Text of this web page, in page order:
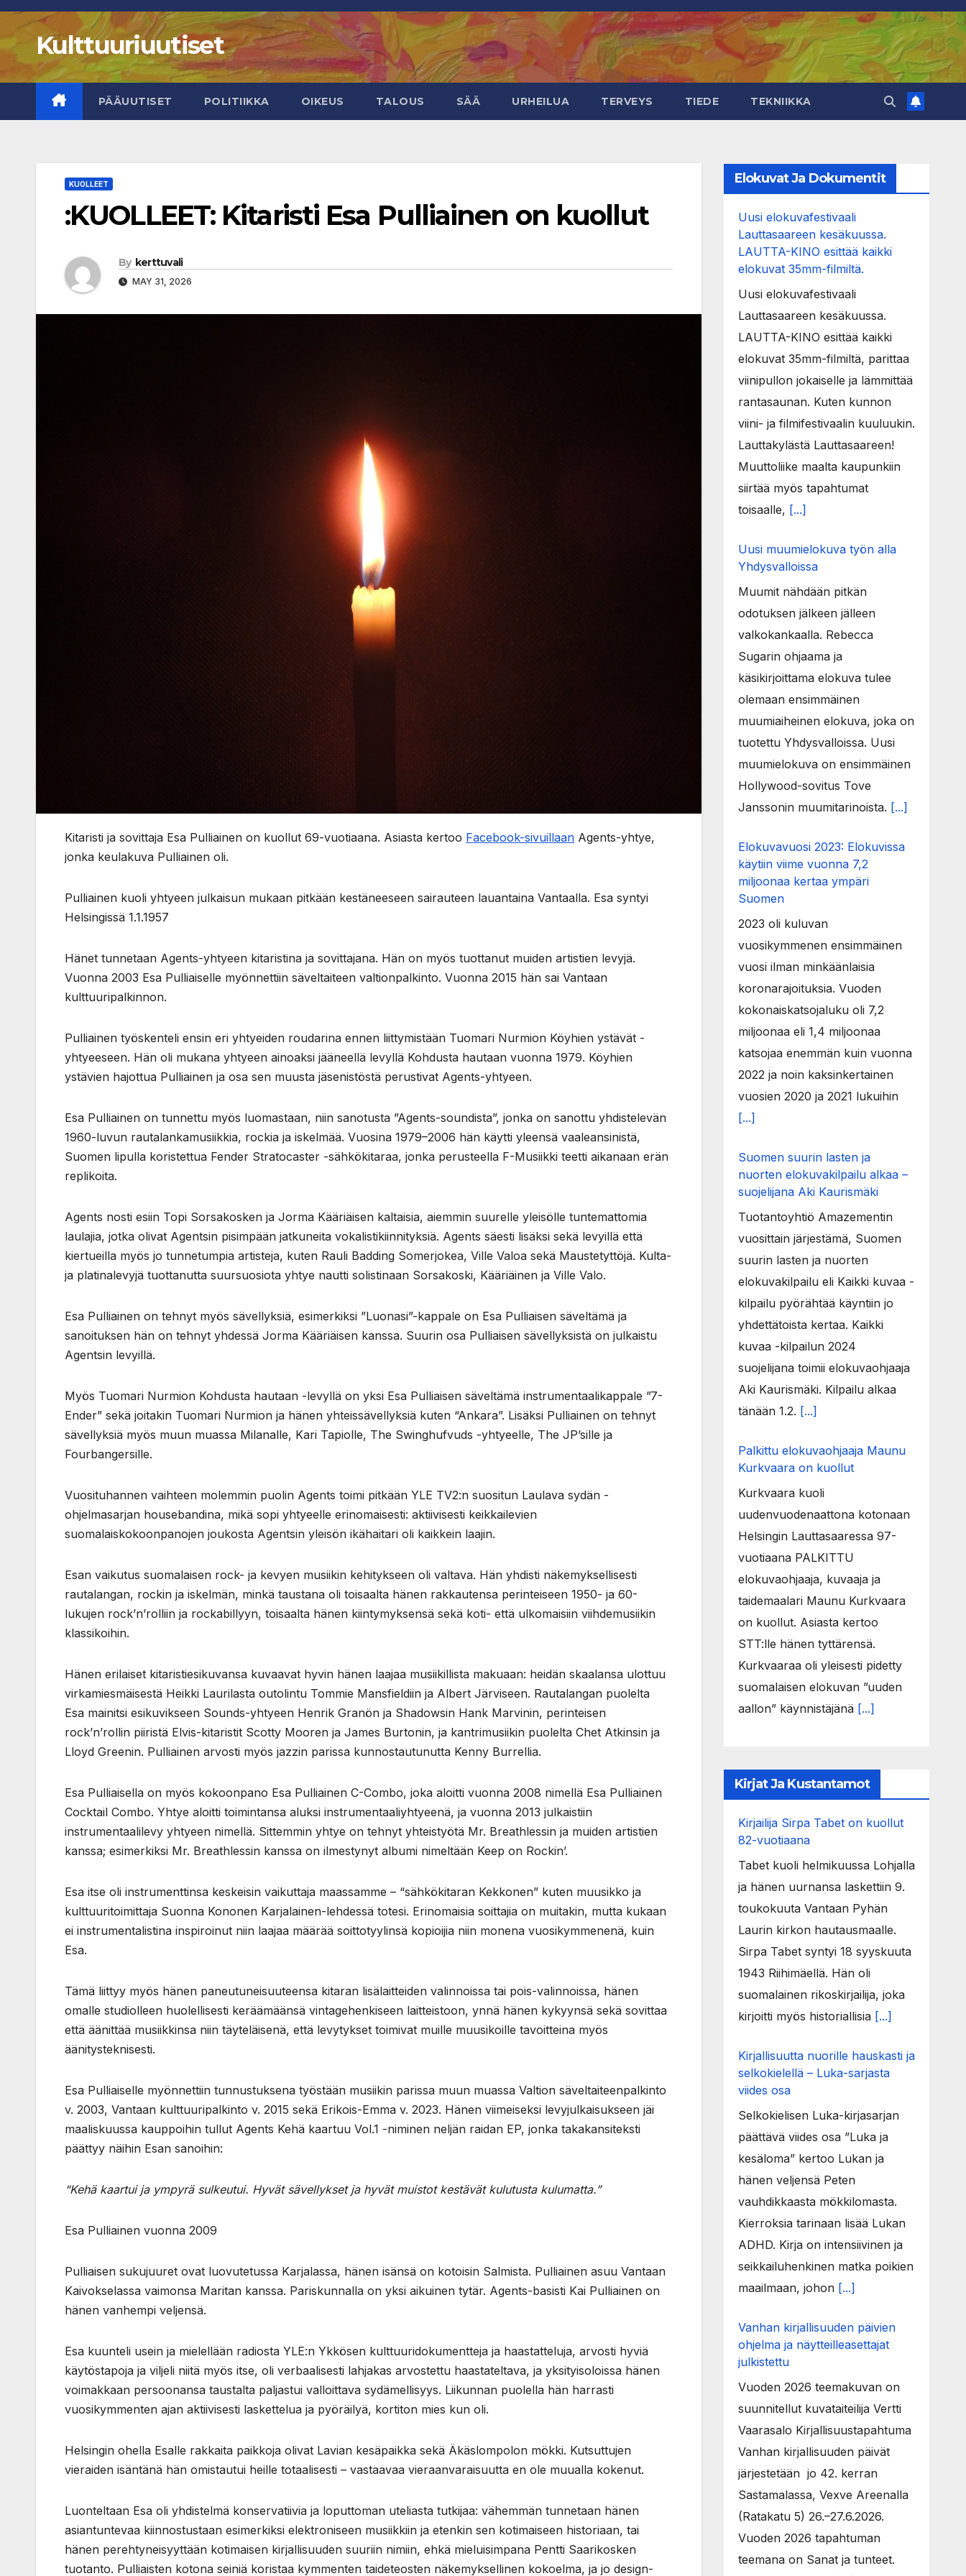
Skip
contentKulttuuriuutiset
PÄÄUUTISET POLITIIKKA OIKEUS TALOUS SÄÄ URHEILUA TERVEYS TIEDE TEKNIIKKA
KUOLLEET
:KUOLLEET: Kitaristi Esa Pulliainen on kuollut
By kerttuvali
MAY 31, 2026
Kitaristi ja sovittaja Esa Pulliainen on kuollut 69-vuotiaana. Asiasta kertoo Facebook-sivuillaan Agents-yhtye,
jonka keulakuva Pulliainen oli.
Pulliainen kuoli yhtyeen julkaisun mukaan pitkään kestäneeseen sairauteen lauantaina Vantaalla. Esa syntyi
Helsingissä 1.1.1957
Hänet tunnetaan Agents-yhtyeen kitaristina ja sovittajana. Hän on myös tuottanut muiden artistien levyjä.
Vuonna 2003 Esa Pulliaiselle myönnettiin säveltaiteen valtionpalkinto. Vuonna 2015 hän sai Vantaan
kulttuuripalkinnon.
Pulliainen työskenteli ensin eri yhtyeiden roudarina ennen liittymistään Tuomari Nurmion Köyhien ystävät -
yhtyeeseen. Hän oli mukana yhtyeen ainoaksi jääneellä levyllä Kohdusta hautaan vuonna 1979. Köyhien
ystävien hajottua Pulliainen ja osa sen muusta jäsenistöstä perustivat Agents-yhtyeen.
Esa Pulliainen on tunnettu myös luomastaan, niin sanotusta ”Agents-soundista”, jonka on sanottu yhdistelevän
1960-luvun rautalankamusiikkia, rockia ja iskelmää. Vuosina 1979–2006 hän käytti yleensä vaaleansinistä,
Suomen lipulla koristettua Fender Stratocaster -sähkökitaraa, jonka perusteella F-Musiikki teetti aikanaan erän
replikoita.
Agents nosti esiin Topi Sorsakosken ja Jorma Kääriäisen kaltaisia, aiemmin suurelle yleisölle tuntemattomia
laulajia, jotka olivat Agentsin pisimpään jatkuneita vokalistikiinnityksiä. Agents säesti lisäksi sekä levyillä että
kiertueilla myös jo tunnetumpia artisteja, kuten Rauli Badding Somerjokea, Ville Valoa sekä Maustetyttöjä. Kulta-
ja platinalevyjä tuottanutta suursuosiota yhtye nautti solistinaan Sorsakoski, Kääriäinen ja Ville Valo.
Esa Pulliainen on tehnyt myös sävellyksiä, esimerkiksi ”Luonasi”-kappale on Esa Pulliaisen säveltämä ja
sanoituksen hän on tehnyt yhdessä Jorma Kääriäisen kanssa. Suurin osa Pulliaisen sävellyksistä on julkaistu
Agentsin levyillä.
Myös Tuomari Nurmion Kohdusta hautaan -levyllä on yksi Esa Pulliaisen säveltämä instrumentaalikappale ”7-
Ender” sekä joitakin Tuomari Nurmion ja hänen yhteissävellyksiä kuten “Ankara”. Lisäksi Pulliainen on tehnyt
sävellyksiä myös muun muassa Milanalle, Kari Tapiolle, The Swinghufvuds -yhtyeelle, The JP’sille ja
Fourbangersille.
Vuosituhannen vaihteen molemmin puolin Agents toimi pitkään YLE TV2:n suositun Laulava sydän -
ohjelmasarjan housebandina, mikä sopi yhtyeelle erinomaisesti: aktiivisesti keikkailevien
suomalaiskokoonpanojen joukosta Agentsin yleisön ikähaitari oli kaikkein laajin.
Esan vaikutus suomalaisen rock- ja kevyen musiikin kehitykseen oli valtava. Hän yhdisti näkemyksellisesti
rautalangan, rockin ja iskelmän, minkä taustana oli toisaalta hänen rakkautensa perinteiseen 1950- ja 60-
lukujen rock’n’rolliin ja rockabillyyn, toisaalta hänen kiintymyksensä sekä koti- että ulkomaisiin viihdemusiikin
klassikoihin.
Hänen erilaiset kitaristiesikuvansa kuvaavat hyvin hänen laajaa musiikillista makuaan: heidän skaalansa ulottuu
virkamiesmäisestä Heikki Laurilasta outolintu Tommie Mansfieldiin ja Albert Järviseen. Rautalangan puolelta
Esa mainitsi esikuvikseen Sounds-yhtyeen Henrik Granön ja Shadowsin Hank Marvinin, perinteisen
rock’n’rollin piiristä Elvis-kitaristit Scotty Mooren ja James Burtonin, ja kantrimusiikin puolelta Chet Atkinsin ja
Lloyd Greenin. Pulliainen arvosti myös jazzin parissa kunnostautunutta Kenny Burrellia.
Esa Pulliaisella on myös kokoonpano Esa Pulliainen C-Combo, joka aloitti vuonna 2008 nimellä Esa Pulliainen
Cocktail Combo. Yhtye aloitti toimintansa aluksi instrumentaaliyhtyeenä, ja vuonna 2013 julkaistiin
instrumentaalilevy yhtyeen nimellä. Sittemmin yhtye on tehnyt yhteistyötä Mr. Breathlessin ja muiden artistien
kanssa; esimerkiksi Mr. Breathlessin kanssa on ilmestynyt albumi nimeltään Keep on Rockin’.
Esa itse oli instrumenttinsa keskeisin vaikuttaja maassamme – “sähkökitaran Kekkonen” kuten muusikko ja
kulttuuritoimittaja Suonna Kononen Karjalainen-lehdessä totesi. Erinomaisia soittajia on muitakin, mutta kukaan
ei instrumentalistina inspiroinut niin laajaa määrää soittotyylinsä kopioijia niin monena vuosikymmenenä, kuin
Esa.
Tämä liittyy myös hänen paneutuneisuuteensa kitaran lisälaitteiden valinnoissa tai pois-valinnoissa, hänen
omalle studiolleen huolellisesti keräämäänsä vintagehenkiseen laitteistoon, ynnä hänen kykyynsä sekä sovittaa
että äänittää musiikkinsa niin täyteläisenä, että levytykset toimivat muille muusikoille tavoitteina myös
äänitysteknisesti.
Esa Pulliaiselle myönnettiin tunnustuksena työstään musiikin parissa muun muassa Valtion säveltaiteenpalkinto
v. 2003, Vantaan kulttuuripalkinto v. 2015 sekä Erikois-Emma v. 2023. Hänen viimeiseksi levyjulkaisukseen jäi
maaliskuussa kauppoihin tullut Agents Kehä kaartuu Vol.1 -niminen neljän raidan EP, jonka takakansiteksti
päättyy näihin Esan sanoihin:
“Kehä kaartui ja ympyrä sulkeutui. Hyvät sävellykset ja hyvät muistot kestävät kulutusta kulumatta.”
Esa Pulliainen vuonna 2009
Pulliaisen sukujuuret ovat luovutetussa Karjalassa, hänen isänsä on kotoisin Salmista. Pulliainen asuu Vantaan
Kaivokselassa vaimonsa Maritan kanssa. Pariskunnalla on yksi aikuinen tytär. Agents-basisti Kai Pulliainen on
hänen vanhempi veljensä.
Esa kuunteli usein ja mielellään radiosta YLE:n Ykkösen kulttuuridokumentteja ja haastatteluja, arvosti hyviä
käytöstapoja ja viljeli niitä myös itse, oli verbaalisesti lahjakas arvostettu haastateltava, ja yksityisoloissa hänen
voimakkaan persoonansa taustalta paljastui valloittava sydämellisyys. Liikunnan puolella hän harrasti
vuosikymmenten ajan aktiivisesti laskettelua ja pyöräilyä, kortiton mies kun oli.
Helsingin ohella Esalle rakkaita paikkoja olivat Lavian kesäpaikka sekä Äkäslompolon mökki. Kutsuttujen
vieraiden isäntänä hän omistautui heille totaalisesti – vastaavaa vieraanvaraisuutta en ole muualla kokenut.
Luonteltaan Esa oli yhdistelmä konservatiivia ja loputtoman uteliasta tutkijaa: vähemmän tunnetaan hänen
asiantuntevaa kiinnostustaan esimerkiksi elektroniseen musiikkiin ja etenkin sen kotimaiseen historiaan, tai
hänen perehtyneisyyttään kotimaisen kirjallisuuden suuriin nimiin, ehkä mieluisimpana Pentti Saarikosken
tuotanto. Pulliaisten kotona seiniä koristaa kymmenten taideteosten näkemyksellinen kokoelma, ja jo design-
Elokuvat Ja Dokumentit
Uusi elokuvafestivaali
Lauttasaareen kesäkuussa.
LAUTTA-KINO esittää kaikki
elokuvat 35mm-filmiltä.
Uusi elokuvafestivaali
Lauttasaareen kesäkuussa.
LAUTTA-KINO esittää kaikki
elokuvat 35mm-filmiltä, parittaa
viinipullon jokaiselle ja lämmittää
rantasaunan. Kuten kunnon
viini- ja filmifestivaalin kuuluukin.
Lauttakylästä Lauttasaareen!
Muuttoliike maalta kaupunkiin
siirtää myös tapahtumat
toisaalle, [...]
Uusi muumielokuva työn alla
Yhdysvalloissa
Muumit nähdään pitkän
odotuksen jälkeen jälleen
valkokankaalla. Rebecca
Sugarin ohjaama ja
käsikirjoittama elokuva tulee
olemaan ensimmäinen
muumiaiheinen elokuva, joka on
tuotettu Yhdysvalloissa. Uusi
muumielokuva on ensimmäinen
Hollywood-sovitus Tove
Janssonin muumitarinoista. [...]
Elokuvavuosi 2023: Elokuvissa
käytiin viime vuonna 7,2
miljoonaa kertaa ympäri
Suomen
2023 oli kuluvan
vuosikymmenen ensimmäinen
vuosi ilman minkäänlaisia
koronarajoituksia. Vuoden
kokonaiskatsojaluku oli 7,2
miljoonaa eli 1,4 miljoonaa
katsojaa enemmän kuin vuonna
2022 ja noin kaksinkertainen
vuosien 2020 ja 2021 lukuihin
[...]
Suomen suurin lasten ja
nuorten elokuvakilpailu alkaa –
suojelijana Aki Kaurismäki
Tuotantoyhtiö Amazementin
vuosittain järjestämä, Suomen
suurin lasten ja nuorten
elokuvakilpailu eli Kaikki kuvaa -
kilpailu pyörähtää käyntiin jo
yhdettätoista kertaa. Kaikki
kuvaa -kilpailun 2024
suojelijana toimii elokuvaohjaaja
Aki Kaurismäki. Kilpailu alkaa
tänään 1.2. [...]
Palkittu elokuvaohjaaja Maunu
Kurkvaara on kuollut
Kurkvaara kuoli
uudenvuodenaattona kotonaan
Helsingin Lauttasaaressa 97-
vuotiaana PALKITTU
elokuvaohjaaja, kuvaaja ja
taidemaalari Maunu Kurkvaara
on kuollut. Asiasta kertoo
STT:lle hänen tyttärensä.
Kurkvaaraa oli yleisesti pidetty
suomalaisen elokuvan ”uuden
aallon” käynnistäjänä [...]
Kirjat Ja Kustantamot
Kirjailija Sirpa Tabet on kuollut
82-vuotiaana
Tabet kuoli helmikuussa Lohjalla
ja hänen uurnansa laskettiin 9.
toukokuuta Vantaan Pyhän
Laurin kirkon hautausmaalle.
Sirpa Tabet syntyi 18 syyskuuta
1943 Riihimäellä. Hän oli
suomalainen rikoskirjailija, joka
kirjoitti myös historiallisia [...]
Kirjallisuutta nuorille hauskasti ja
selkokielellä – Luka-sarjasta
viides osa
Selkokielisen Luka-kirjasarjan
päättävä viides osa ”Luka ja
kesäloma” kertoo Lukan ja
hänen veljensä Peten
vauhdikkaasta mökkilomasta.
Kierroksia tarinaan lisää Lukan
ADHD. Kirja on intensiivinen ja
seikkailuhenkinen matka poikien
maailmaan, johon [...]
Vanhan kirjallisuuden päivien
ohjelma ja näytteilleasettajat
julkistettu
Vuoden 2026 teemakuvan on
suunnitellut kuvataiteilija Vertti
Vaarasalo Kirjallisuustapahtuma
Vanhan kirjallisuuden päivät
järjestetään jo 42. kerran
Sastamalassa, Vexve Areenalla
(Ratakatu 5) 26.–27.6.2026.
Vuoden 2026 tapahtuman
teemana on Sanat ja tunteet.